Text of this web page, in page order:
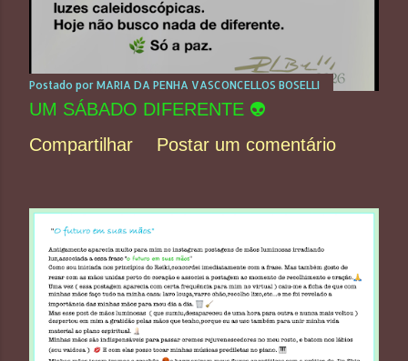
Postado por MARIA DA PENHA VASCONCELLOS BOSELLI
UM SÁBADO DIFERENTE 👽
Compartilhar
Postar um comentário